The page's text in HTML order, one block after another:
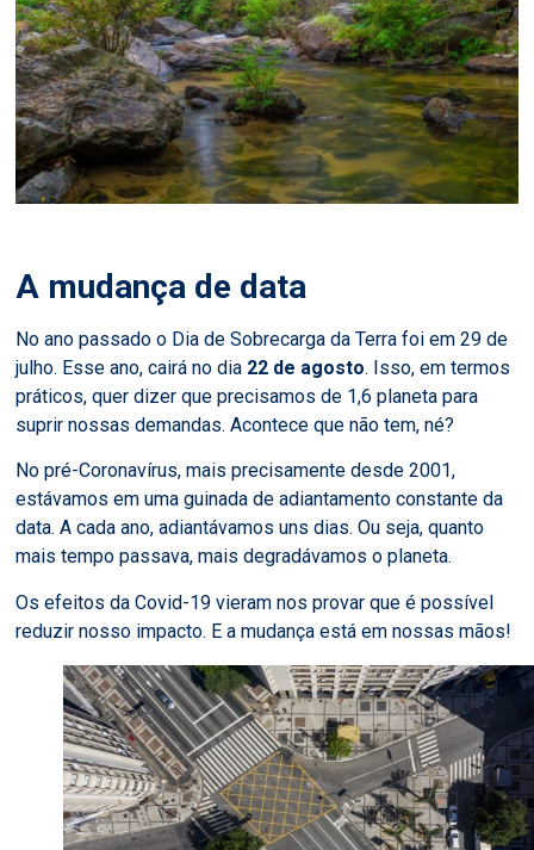
A mudança de data
No ano passado o Dia de Sobrecarga da Terra foi em 29 de
julho. Esse ano, cairá no dia 22 de agosto. Isso, em termos
práticos, quer dizer que precisamos de 1,6 planeta para
suprir nossas demandas. Acontece que não tem, né?
No pré-Coronavírus, mais precisamente desde 2001,
estávamos em uma guinada de adiantamento constante da
data. A cada ano, adiantávamos uns dias. Ou seja, quanto
mais tempo passava, mais degradávamos o planeta.
Os efeitos da Covid-19 vieram nos provar que é possível
reduzir nosso impacto. E a mudança está em nossas mãos!